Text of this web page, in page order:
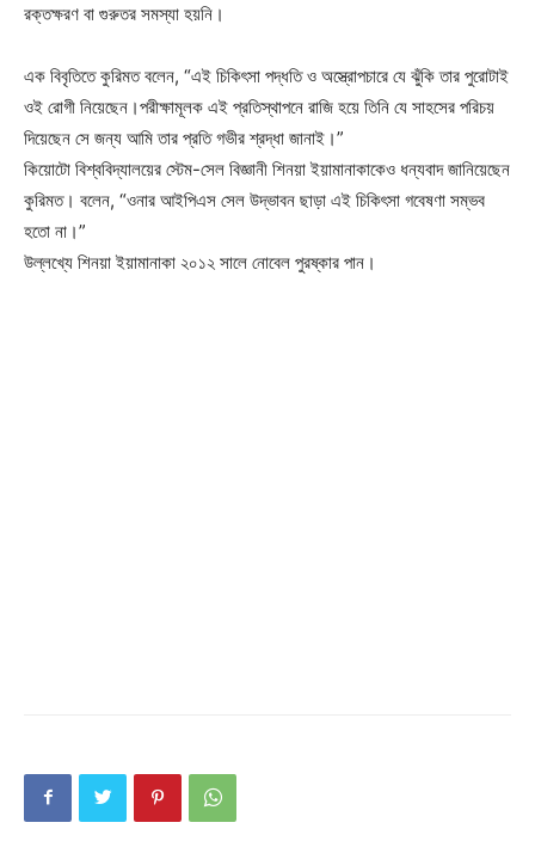
Subscription Plans
My account
রক্তক্ষরণ বা গুরুতর সমস্যা হয়নি।
এক বিবৃতিতে কুরিমত বলেন, “এই চিকিৎসা পদ্ধতি ও অস্ত্রোপচারে যে ঝুঁকি তার পুরোটাই
ওই রোগী নিয়েছেন।পরীক্ষামূলক এই প্রতিস্থাপনে রাজি হয়ে তিনি যে সাহসের পরিচয়
দিয়েছেন সে জন্য আমি তার প্রতি গভীর শ্রদ্ধা জানাই।”
কিয়োটো বিশ্ববিদ্যালয়ের স্টেম-সেল বিজ্ঞানী শিনয়া ইয়ামানাকাকেও ধন্যবাদ জানিয়েছেন
কুরিমত। বলেন, “ওনার আইপিএস সেল উদ্ভাবন ছাড়া এই চিকিৎসা গবেষণা সম্ভব
হতো না।”
উল্লখ্যে শিনয়া ইয়ামানাকা ২০১২ সালে নোবেল পুরষ্কার পান।